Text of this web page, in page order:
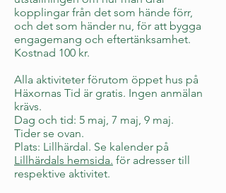
kopplingar från det som hände förr,
och det som händer nu, för att bygga
engagemang och eftertänksamhet.
Kostnad 100 kr.
Alla aktiviteter förutom öppet hus på
Häxornas Tid är gratis. Ingen anmälan
krävs.
Dag och tid: 5 maj, 7 maj, 9 maj.
Tider se ovan.
Plats: Lillhärdal. Se kalender på
Lillhärdals hemsida. för adresser till
respektive aktivitet.